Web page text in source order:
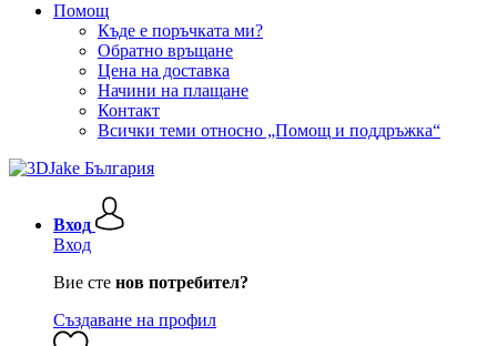
Помощ
Къде е поръчката ми?
Обратно връщане
Цена на доставка
Начини на плащане
Контакт
Всички теми относно „Помощ и поддръжка“
Вход
Вход
Вие сте нов потребител?
Създаване на профил